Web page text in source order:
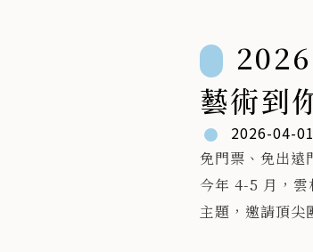
電，大人補水
🏅 星球樂園｜
星球樂園
🍢 星際補給站
美食支援，滿滿
♻️ 永續任務｜
共同守護海洋
藝術到
2026-04-
免門票、免出遠
今年 4-5 月，雲
主題，邀請頂尖